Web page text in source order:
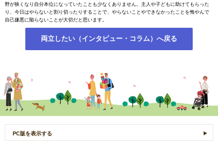
野が狭くなり自分本位になっていたことも少なくありません。主人や子どもに助けてもらった
り、今日はやらないと割り切ったりすることで、やらないことやできなかったことを悔やんで
自己嫌悪に陥らないことが大切だと思います。
両立したい（インタビュー・コラム）へ戻る
PC版を表示する